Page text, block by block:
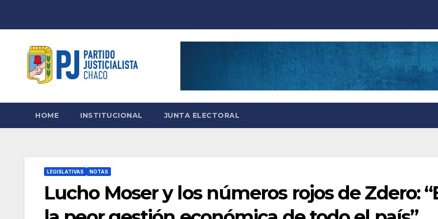
HOME INSTITUCIONAL JUNTA ELECTORAL
LEGISLATIVAS NOTAS
Lucho Moser y los números rojos de Zdero: